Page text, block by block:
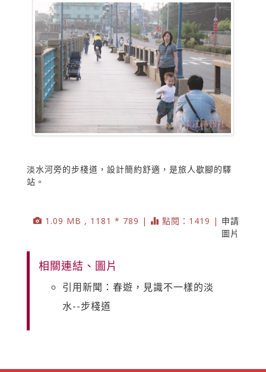
淡水河旁的步棧道，設計簡約舒適，是旅人歇腳的驛
站。
1.09 MB , 1181 * 789 | 點閱：1419 | 申請
圖片
相關連結、圖片
引用新聞：春遊，見識不一樣的淡
水--步棧道